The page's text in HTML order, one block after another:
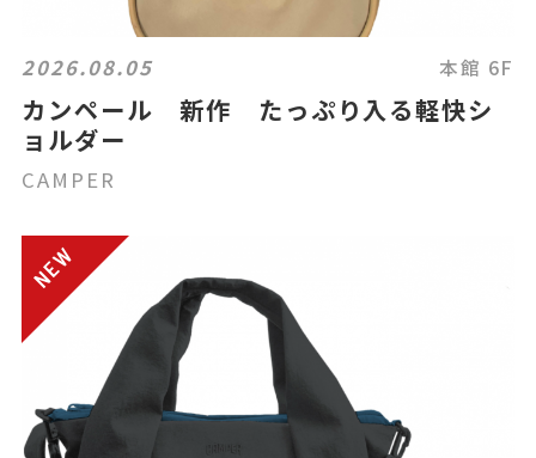
2026.08.05 本館 6F
カンペール 新作 たっぷり入る軽快シ
ョルダー
CAMPER